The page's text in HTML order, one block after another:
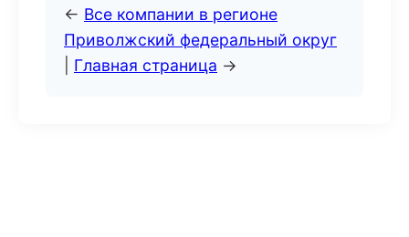
← Все компании в регионе
Приволжский федеральный округ
Главная страница →